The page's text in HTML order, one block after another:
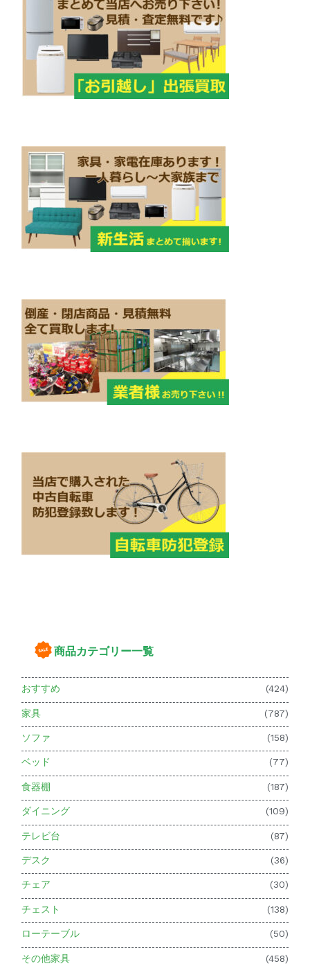
商品カテゴリー一覧
おすすめ (424)
家具 (787)
ソファ (158)
ベッド (77)
食器棚 (187)
ダイニング (109)
テレビ台 (87)
デスク (36)
チェア (30)
チェスト (138)
ローテーブル (50)
その他家具 (458)